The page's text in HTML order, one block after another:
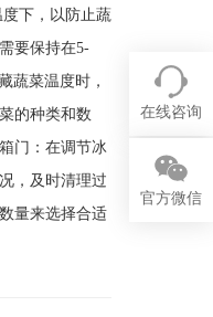
下，以防止蔬
要保持在5-
菜温度时，
的种类和数
门：在调节冰
，及时清理过
量来选择合适
在线咨询
官方微信